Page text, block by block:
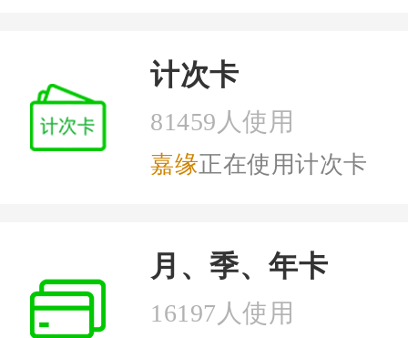
计次卡
81459人使用
嘉缘正在使用计次卡
月、季、年卡
16197人使用